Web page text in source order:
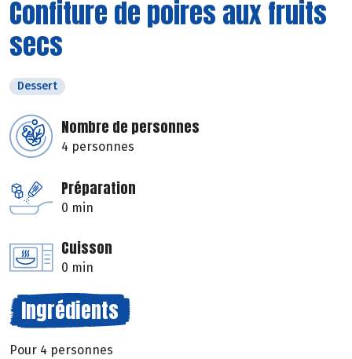
Confiture de poires aux fruits
secs
Dessert
Nombre de personnes
4 personnes
Préparation
0 min
Cuisson
0 min
Ingrédients
Pour 4 personnes